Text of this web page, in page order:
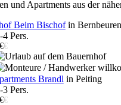
und Apartments aus der
Beim Bischofin Bernbeuren
4 Pers.
€
Brandl in Peiting
3 Pers.
€